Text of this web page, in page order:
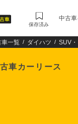
保存済み
中古
車一覧 ダイハツ SUV
車カーリース